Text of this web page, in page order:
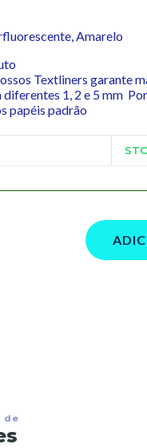
Amarelo
Textliners garante
diferentes 1, 2 e 5 mm
papéis padrão
de